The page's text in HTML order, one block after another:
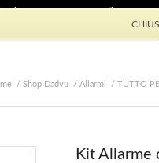
/ Shop Dadvu / Allarmi / TUTTO
Kit Allarme